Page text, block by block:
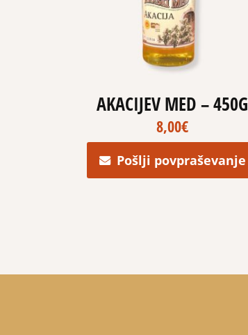
AKACIJEV MED – 450G
8,00€
Pošlji povpraševanje